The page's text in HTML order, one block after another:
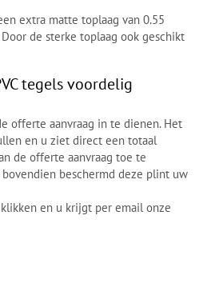
extra matte toplaag van 0.55
de sterke toplaag ook geschikt
tegels voordelig
offerte aanvraag in te dienen. Het
en u ziet direct een totaal
de offerte aanvraag toe te
beschermd deze plint uw
en u krijgt per email onze